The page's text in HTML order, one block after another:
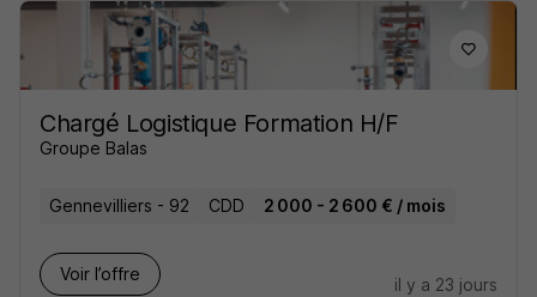
Chargé Logistique Formation H/F
Groupe Balas
Gennevilliers - 92 CDD 2 000 - 2 600 € / mois
Voir l’offre
il y a 23 jours